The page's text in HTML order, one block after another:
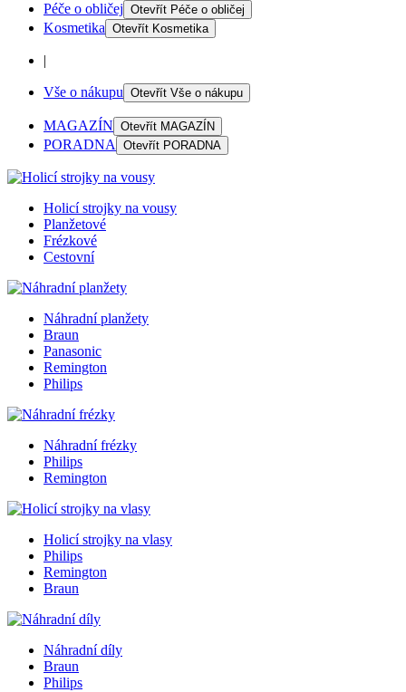
Péče o obličej Otevřít Péče o obličej
Kosmetika Otevřít Kosmetika
|
Vše o nákupu Otevřít Vše o nákupu
MAGAZÍN Otevřít MAGAZÍN
PORADNA Otevřít PORADNA
Holicí strojky na vousy
Planžetové
Frézkové
Cestovní
Náhradní planžety
Braun
Panasonic
Remington
Philips
Náhradní frézky
Philips
Remington
Holicí strojky na vlasy
Philips
Remington
Braun
Náhradní díly
Braun
Philips